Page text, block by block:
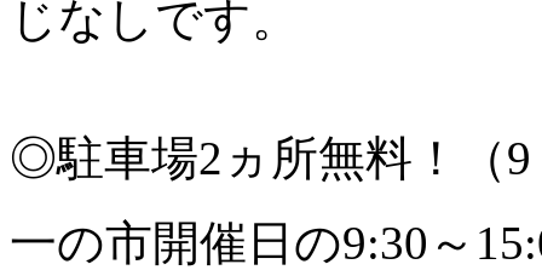
じなしです。
◎駐車場2ヵ所無料！（9
一の市開催日の9:30～